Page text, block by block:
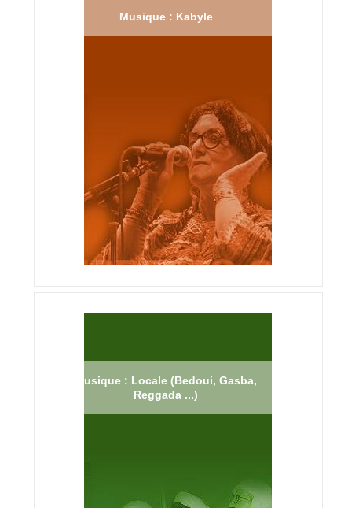
Musique : Kabyle
Musique : Locale (Bedoui, Gasba,
Reggada ...)